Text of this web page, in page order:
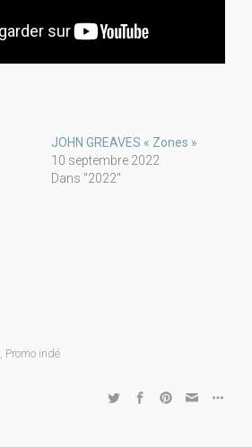
JOHN GREAVES « Zones »
10 septembre 2022
Dans "2022"
, Promo indé